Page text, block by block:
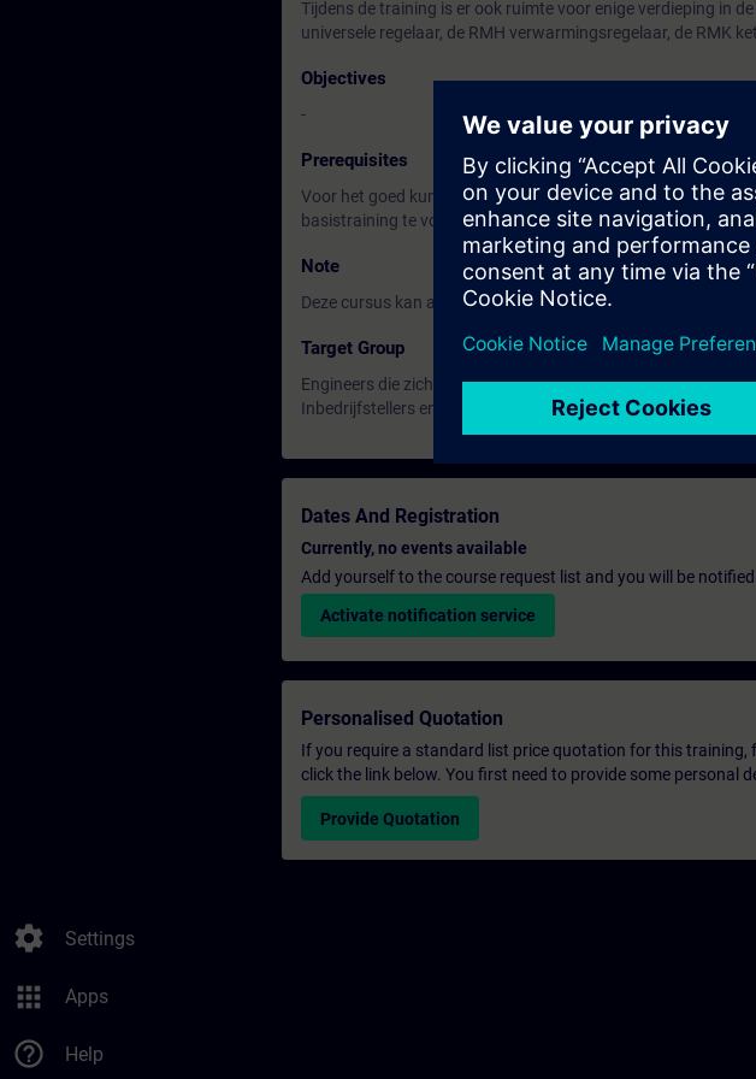
settings Settings
apps Apps
help_outline Help
Tijdens de training is er ook ruimte voor enige verdieping in
universele regelaar, de RMH verwarmingsregelaar, de RMK
Objectives
-
Prerequisites
Voor het goed kunnen volgen van deze ACS Software
basistraining te volgen.
Note
Deze cursus kan alleen doorgaan bij voldoende aanmeldingen.
Target Group
Engineers die zich bezig houden met het ontwerpen van
Inbedrijfstellers en servicetechnici die werkzaam zijn in HVAC
Dates And Registration
Currently, no events available
Add yourself to the course request list and you will be
Activate notification service
Personalised Quotation
If you require a standard list price quotation for this
click the link below. You first need to provide some personal
Provide Quotation